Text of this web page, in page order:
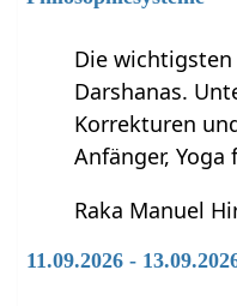
Die
Darshanas.
Korrekturen
Anfänger, Yoga
Raka Manuel
11.09.2026 -